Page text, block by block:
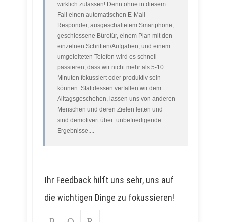
wirklich zulassen! Denn ohne in diesem
Fall einen automatischen E-Mail
Responder, ausgeschaltetem Smartphone,
geschlossene Bürotür, einem Plan mit den
einzelnen Schritten/Aufgaben, und einem
umgeleiteten Telefon wird es schnell
passieren, dass wir nicht mehr als 5-10
Minuten fokussiert oder produktiv sein
können. Stattdessen verfallen wir dem
Alltagsgeschehen, lassen uns von anderen
Menschen und deren Zielen leiten und
sind demotivert über unbefriedigende
Ergebnisse....
Ihr Feedback hilft uns sehr, uns auf
die wichtigen Dinge zu fokussieren!